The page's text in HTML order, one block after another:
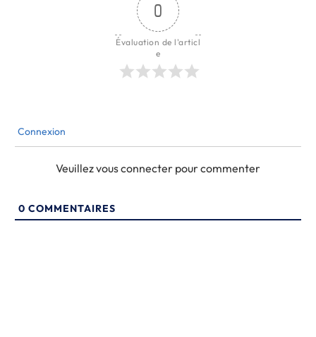
0
Évaluation de l'articl
e
Connexion
Veuillez vous connecter pour commenter
0 COMMENTAIRES